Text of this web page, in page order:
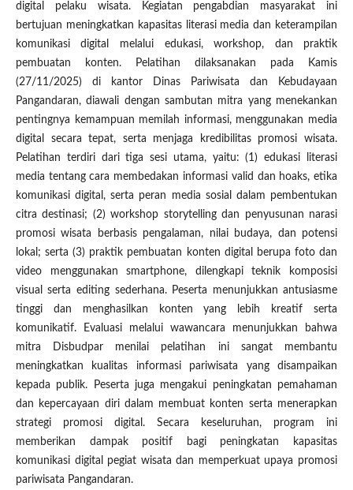
digital pelaku wisata. Kegiatan pengabdian masyarakat ini
bertujuan meningkatkan kapasitas literasi media dan keterampilan
komunikasi digital melalui edukasi, workshop, dan praktik
pembuatan konten. Pelatihan dilaksanakan pada Kamis
(27/11/2025) di kantor Dinas Pariwisata dan Kebudayaan
Pangandaran, diawali dengan sambutan mitra yang menekankan
pentingnya kemampuan memilah informasi, menggunakan media
digital secara tepat, serta menjaga kredibilitas promosi wisata.
Pelatihan terdiri dari tiga sesi utama, yaitu: (1) edukasi literasi
media tentang cara membedakan informasi valid dan hoaks, etika
komunikasi digital, serta peran media sosial dalam pembentukan
citra destinasi; (2) workshop storytelling dan penyusunan narasi
promosi wisata berbasis pengalaman, nilai budaya, dan potensi
lokal; serta (3) praktik pembuatan konten digital berupa foto dan
video menggunakan smartphone, dilengkapi teknik komposisi
visual serta editing sederhana. Peserta menunjukkan antusiasme
tinggi dan menghasilkan konten yang lebih kreatif serta
komunikatif. Evaluasi melalui wawancara menunjukkan bahwa
mitra Disbudpar menilai pelatihan ini sangat membantu
meningkatkan kualitas informasi pariwisata yang disampaikan
kepada publik. Peserta juga mengakui peningkatan pemahaman
dan kepercayaan diri dalam membuat konten serta menerapkan
strategi promosi digital. Secara keseluruhan, program ini
memberikan dampak positif bagi peningkatan kapasitas
komunikasi digital pegiat wisata dan memperkuat upaya promosi
pariwisata Pangandaran.